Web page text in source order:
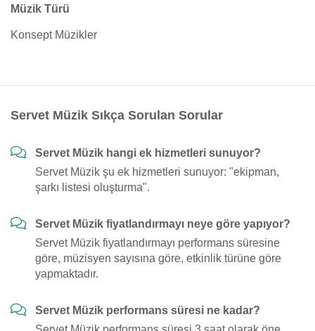
Müzik Türü
Konsept Müzikler
Servet Müzik Sıkça Sorulan Sorular
Servet Müzik hangi ek hizmetleri sunuyor?
Servet Müzik şu ek hizmetleri sunuyor: "ekipman,
şarkı listesi oluşturma".
Servet Müzik fiyatlandırmayı neye göre yapıyor?
Servet Müzik fiyatlandırmayı performans süresine
göre, müzisyen sayısına göre, etkinlik türüne göre
yapmaktadır.
Servet Müzik performans süresi ne kadar?